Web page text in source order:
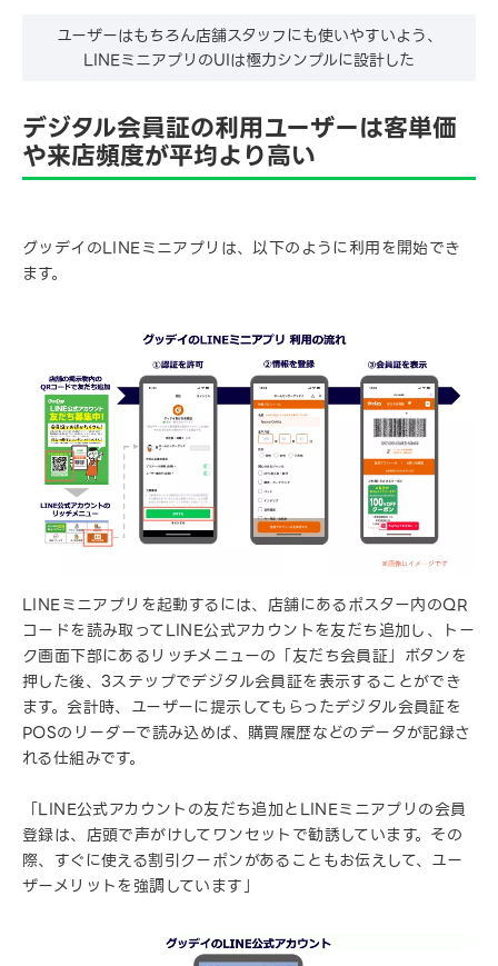
ユーザーはもちろん店舗スタッフにも使いやすいよう、
LINEミニアプリのUIは極力シンプルに設計した
デジタル会員証の利用ユーザーは客単価
や来店頻度が平均より高い
グッデイのLINEミニアプリは、以下のように利用を開始でき
ます。
LINEミニアプリを起動するには、店舗にあるポスター内のQR
コードを読み取ってLINE公式アカウントを友だち追加し、トー
ク画面下部にあるリッチメニューの「友だち会員証」ボタンを
押した後、3ステップでデジタル会員証を表示することができ
ます。会計時、ユーザーに提示してもらったデジタル会員証を
POSのリーダーで読み込めば、購買履歴などのデータが記録さ
れる仕組みです。
「LINE公式アカウントの友だち追加とLINEミニアプリの会員
登録は、店頭で声がけしてワンセットで勧誘しています。その
際、すぐに使える割引クーポンがあることもお伝えして、ユー
ザーメリットを強調しています」